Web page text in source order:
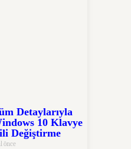
Detaylarıyla
10 Klavye
Değiştirme
önce